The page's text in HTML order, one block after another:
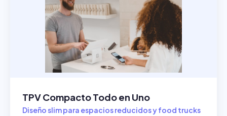
TPV Compacto Todo en Uno
Diseño slim para espacios reducidos y food trucks